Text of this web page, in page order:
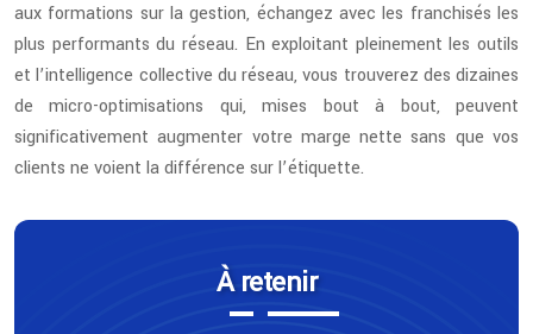
aux formations sur la gestion, échangez avec les franchisés les
plus performants du réseau. En exploitant pleinement les outils
et l’intelligence collective du réseau, vous trouverez des dizaines
de micro-optimisations qui, mises bout à bout, peuvent
significativement augmenter votre marge nette sans que vos
clients ne voient la différence sur l’étiquette.
À retenir